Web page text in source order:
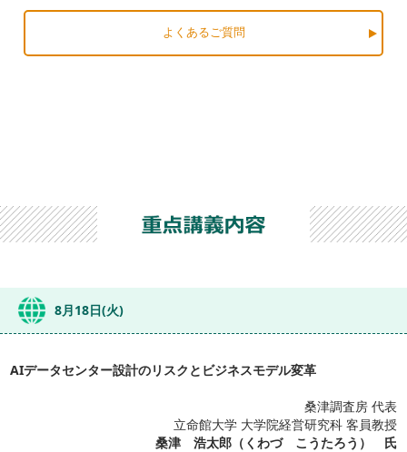
よくあるご質問
8月18日(火)
AIデータセンター設計のリスクとビジネスモデル変革
桑津調査房 代表
立命館大学 大学院経営研究科 客員教授
桑津 浩太郎（くわづ こうたろう） 氏